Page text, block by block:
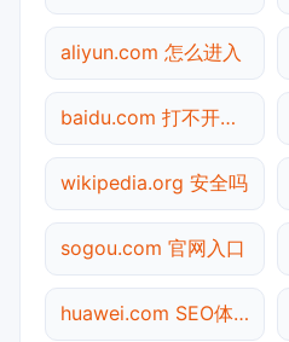
aliyun.com 怎么进入
baidu.com 打不开检测
wikipedia.org 安全吗
sogou.com 官网入口
huawei.com SEO体检